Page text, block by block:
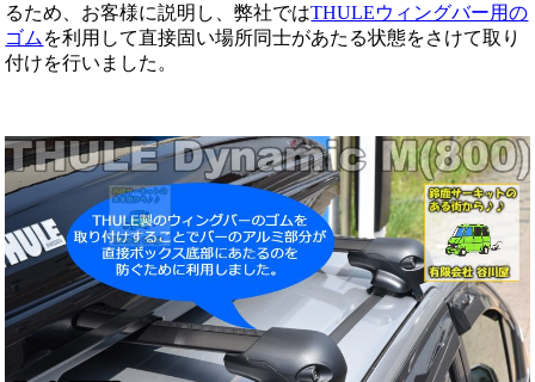
るため、お客様に説明し、弊社ではTHULEウィングバー用の
ゴム を利用して直接固い場所同士があたる状態をさけて取り
付けを行いました。